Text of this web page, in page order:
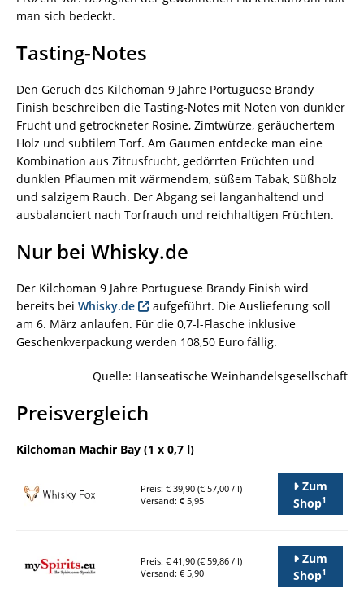
man sich bedeckt.
Tasting-Notes
Den Geruch des Kilchoman 9 Jahre Portuguese Brandy
Finish beschreiben die Tasting-Notes mit Noten von dunkler
Frucht und getrockneter Rosine, Zimtwürze, geräuchertem
Holz und subtilem Torf. Am Gaumen entdecke man eine
Kombination aus Zitrusfrucht, gedörrten Früchten und
dunklen Pflaumen mit wärmendem, süßem Tabak, Süßholz
und salzigem Rauch. Der Abgang sei langanhaltend und
ausbalanciert nach Torfrauch und reichhaltigen Früchten.
Nur bei Whisky.de
Der Kilchoman 9 Jahre Portuguese Brandy Finish wird
bereits bei Whisky.de
aufgeführt. Die Auslieferung soll
am 6. März anlaufen. Für die 0,7-l-Flasche inklusive
Geschenkverpackung werden 108,50 Euro fällig.
Quelle: Hanseatische Weinhandelsgesellschaft
Preisvergleich
Kilchoman Machir Bay (1 x 0,7 l)
Preis: € 39,90 (€ 57,00 / l)
Versand: € 5,95
Zum
Shop1
Preis: € 41,90 (€ 59,86 / l)
Versand: € 5,90
Zum
Shop1